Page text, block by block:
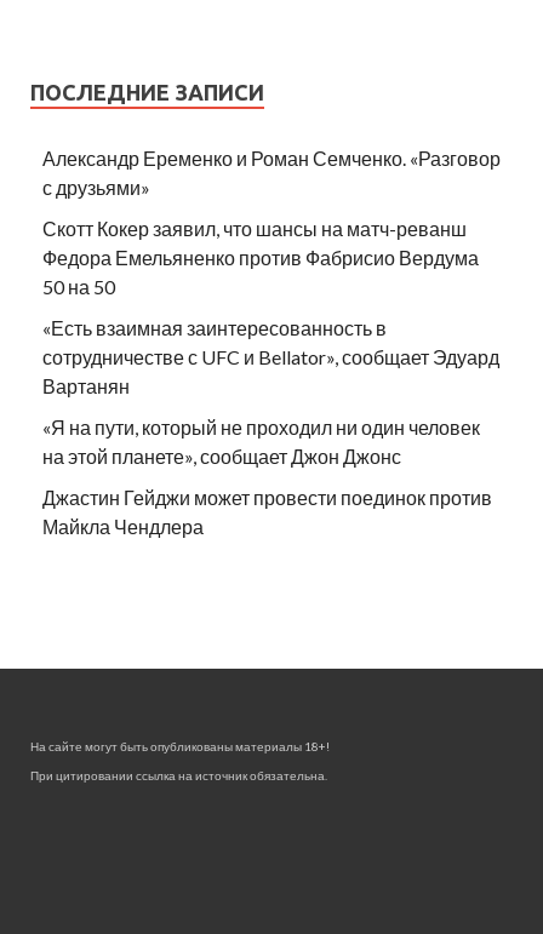
ПОСЛЕДНИЕ ЗАПИСИ
Александр Еременко и Роман Семченко. «Разговор
с друзьями»
Скотт Кокер заявил, что шансы на матч-реванш
Федора Емельяненко против Фабрисио Вердума
50 на 50
«Есть взаимная заинтересованность в
сотрудничестве с UFC и Bellator», сообщает Эдуард
Вартанян
«Я на пути, который не проходил ни один человек
на этой планете», сообщает Джон Джонс
Джастин Гейджи может провести поединок против
Майкла Чендлера
На сайте могут быть опубликованы материалы 18+!
При цитировании ссылка на источник обязательна.